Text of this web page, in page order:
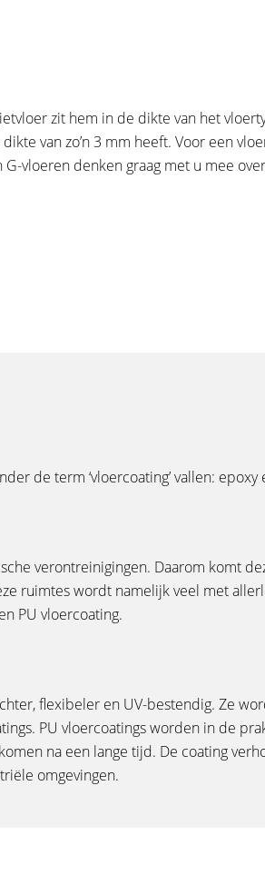
zit hem in de dikte van het
van zo’n 3 mm heeft. Voor een
G-vloeren denken graag met u mee
de term ‘vloercoating’ vallen: epoxy
verontreinigingen. Daarom komt
ruimtes wordt namelijk veel met
PU vloercoating.
flexibeler en UV-bestendig. Ze
PU vloercoatings worden in de
na een lange tijd. De coating
omgevingen.